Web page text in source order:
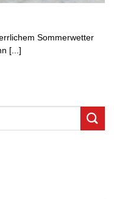
Sommerwetter
[...]